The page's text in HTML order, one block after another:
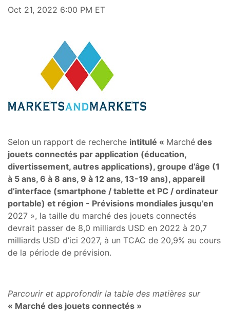
Oct 21, 2022 6:00 PM ET
Selon un rapport de recherche intitulé « Marché des
jouets connectés par application (éducation,
divertissement, autres applications), groupe d’âge (1
à 5 ans, 6 à 8 ans, 9 à 12 ans, 13-19 ans), appareil
d’interface (smartphone / tablette et PC / ordinateur
portable) et région - Prévisions mondiales jusqu’en
2027 », la taille du marché des jouets connectés
devrait passer de 8,0 milliards USD en 2022 à 20,7
milliards USD d’ici 2027, à un TCAC de 20,9% au cours
de la période de prévision.
Parcourir et approfondir la table des matières sur
« Marché des jouets connectés »